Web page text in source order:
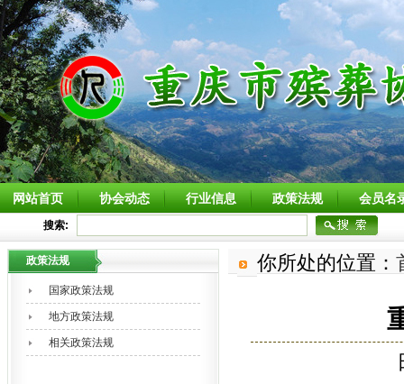
网站首页 协会动态 行业信息 政策法规 会员名
搜索:
政策法规
国家政策法规
地方政策法规
相关政策法规
你所处的位置：